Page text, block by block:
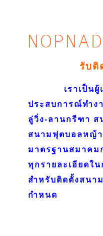
รับติ
เราเป็นผู้เชี่ย
ประสบการณ์ทำง
ลู่วิ่ง-ลานกรีฑา
สนามฟุตบอลหญ้า
มาตรฐานสมาค
ทุกรายละเอียดใ
สำหรับติดตั้งสนา
กำหนด